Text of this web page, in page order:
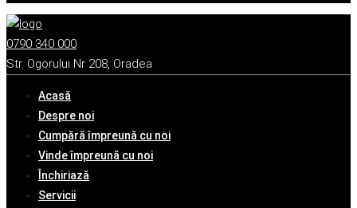
0790 340 000
Str. Ogorului Nr 208, Oradea
Acasă
Despre noi
Cumpără împreună cu noi
Vinde împreună cu noi
Închiriază
Servicii